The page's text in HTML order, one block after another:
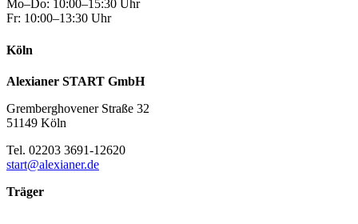
Mo–Do: 10:00–15:30 Uhr
Fr: 10:00–13:30 Uhr
Köln
Alexianer START GmbH
Gremberghovener Straße 32
51149 Köln
Tel. 02203 3691-12620
start@alexianer.de
Träger